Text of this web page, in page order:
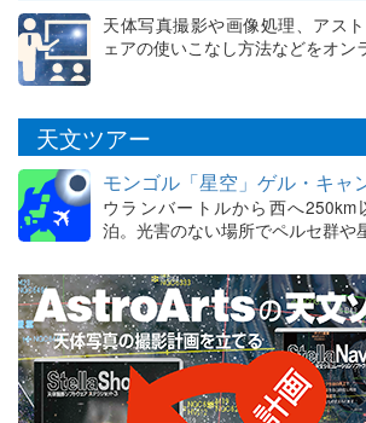
天体写真撮影や画像処理、アス
ェアの使いこなし方法などをオン
天文ツアー
モンゴル「星空」ゲル・キャ
ウランバートルから西へ250km
泊。光害のない場所でペルセ群や